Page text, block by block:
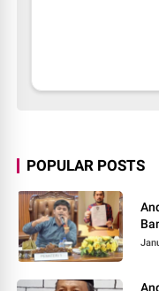
POPULAR POSTS